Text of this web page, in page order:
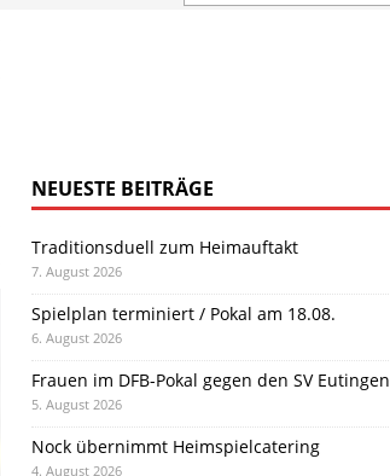
NEUESTE BEITRÄGE
Traditionsduell zum Heimauftakt
7. August 2026
Spielplan terminiert / Pokal am 18.08.
6. August 2026
Frauen im DFB-Pokal gegen den SV Eutingen
5. August 2026
Nock übernimmt Heimspielcatering
4. August 2026